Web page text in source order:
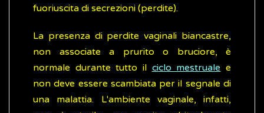
fuoriuscita di secrezioni (perdite).
La presenza di perdite vaginali biancastre,
non associate a prurito o bruciore, è
normale durante tutto il ciclo mestruale e
non deve essere scambiata per il segnale di
una malattia. L'ambiente vaginale, infatti,